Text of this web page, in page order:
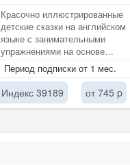
Красочно иллюстрированные
детские сказки на английском
языке с занимательными
упражнениями на основе
современных методик и
с транскрипцией,...
Период подписки от 1 мес.
Индекс 39189 от 745 p